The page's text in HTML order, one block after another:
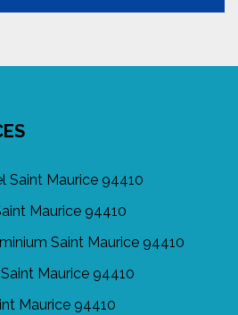
Saint Maurice 94410
Maurice 94410
Saint Maurice 94410
Maurice 94410
Maurice 94410